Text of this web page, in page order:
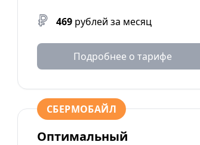
469 рублей за месяц
Подробнее о тарифе
СБЕРМОБАЙЛ
Оптимальный